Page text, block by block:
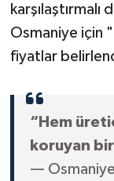
Osmaniye için
fiyatlar
“Hem
koruyan
— Osmaniye